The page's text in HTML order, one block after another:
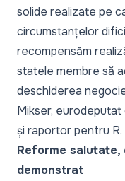
solide realizate pe
circumstanțelor
recompensăm
statele membre să
deschiderea
Mikser, eurodeputat
și raportor pentru R.
Reforme salutate,
demonstrat